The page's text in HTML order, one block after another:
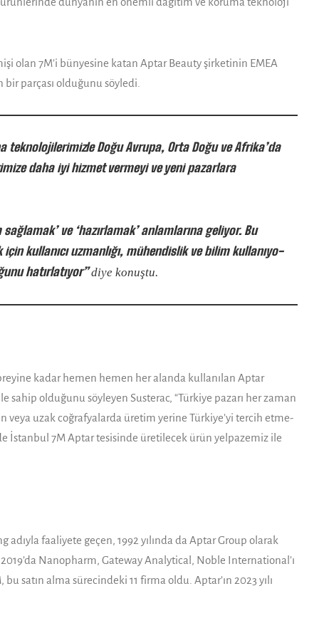
olan 7M’i bünyesine katan Aptar Beauty şirketinin EMEA
parçası ol­duğunu söyledi.
Doğu Avru­pa, Orta Doğu ve Afrika’da
daha iyi hizmet vermeyi ve yeni pa­zarlara
ve ‘hazırlamak’ anlamla­rına geliyor. Bu
kullanıcı uzmanlığı, mühendislik ve bilim kullanıyo­
hatır­latıyor”diye konuştu.
kadar hemen hemen her alanda kullanılan Aptar
oldu­ğunu söyleyen Susterac, “Türki­ye pazarı her zaman
veya uzak coğrafyalarda üretim yerine Türkiye’yi tercih etme­
İstanbul 7M Aptar tesi­sinde üretilecek ürün yelpaze­miz ile
faaliyete geçen, 1992 yılında da Aptar Group olarak
2019’da Nanopharm, Gateway Analytical, Noble International’ı
satın alma sürecindeki 11 firma oldu. Aptar’ın 2023 yılı